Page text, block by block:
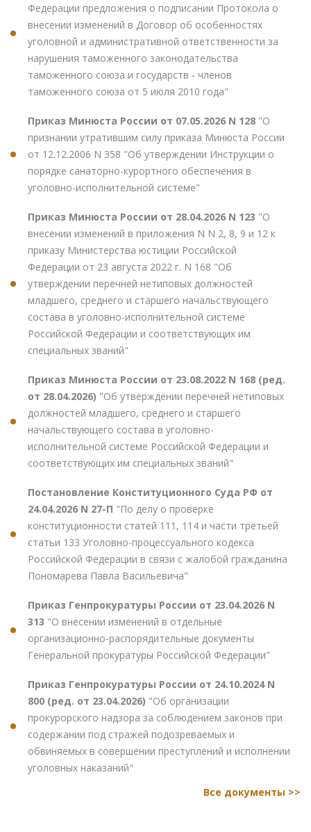
Федерации предложения о подписании Протокола о
внесении изменений в Договор об особенностях
уголовной и административной ответственности за
нарушения таможенного законодательства
таможенного союза и государств - членов
таможенного союза от 5 июля 2010 года"
Приказ Минюста России от 07.05.2026 N 128 "О
признании утратившим силу приказа Минюста России
от 12.12.2006 N 358 "Об утверждении Инструкции о
порядке санаторно-курортного обеспечения в
уголовно-исполнительной системе"
Приказ Минюста России от 28.04.2026 N 123 "О
внесении изменений в приложения N N 2, 8, 9 и 12 к
приказу Министерства юстиции Российской
Федерации от 23 августа 2022 г. N 168 "Об
утверждении перечней нетиповых должностей
младшего, среднего и старшего начальствующего
состава в уголовно-исполнительной системе
Российской Федерации и соответствующих им
специальных званий"
Приказ Минюста России от 23.08.2022 N 168 (ред.
от 28.04.2026) "Об утверждении перечней нетиповых
должностей младшего, среднего и старшего
начальствующего состава в уголовно-
исполнительной системе Российской Федерации и
соответствующих им специальных званий"
Постановление Конституционного Суда РФ от
24.04.2026 N 27-П "По делу о проверке
конституционности статей 111, 114 и части третьей
статьи 133 Уголовно-процессуального кодекса
Российской Федерации в связи с жалобой гражданина
Пономарева Павла Васильевича"
Приказ Генпрокуратуры России от 23.04.2026 N
313 "О внесении изменений в отдельные
организационно-распорядительные документы
Генеральной прокуратуры Российской Федерации"
Приказ Генпрокуратуры России от 24.10.2024 N
800 (ред. от 23.04.2026) "Об организации
прокурорского надзора за соблюдением законов при
содержании под стражей подозреваемых и
обвиняемых в совершении преступлений и исполнении
уголовных наказаний"
Все документы >>